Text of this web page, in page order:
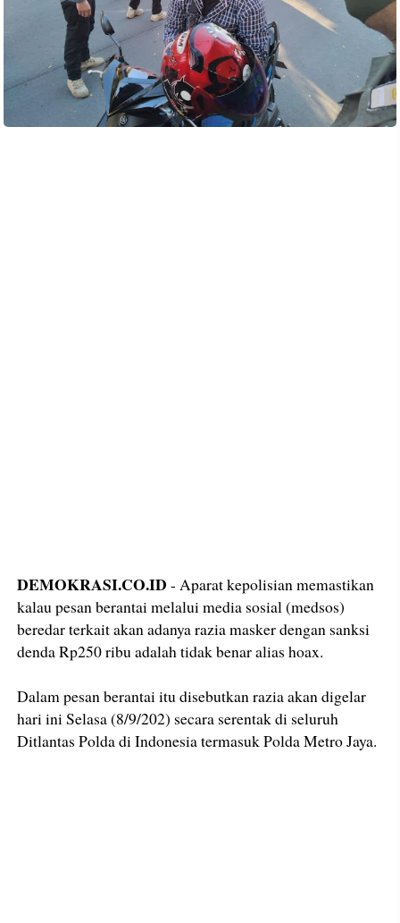
DEMOKRASI.CO.ID - Aparat kepolisian memastikan
kalau pesan berantai melalui media sosial (medsos)
beredar terkait akan adanya razia masker dengan sanksi
denda Rp250 ribu adalah tidak benar alias hoax.
Dalam pesan berantai itu disebutkan razia akan digelar
hari ini Selasa (8/9/202) secara serentak di seluruh
Ditlantas Polda di Indonesia termasuk Polda Metro Jaya.